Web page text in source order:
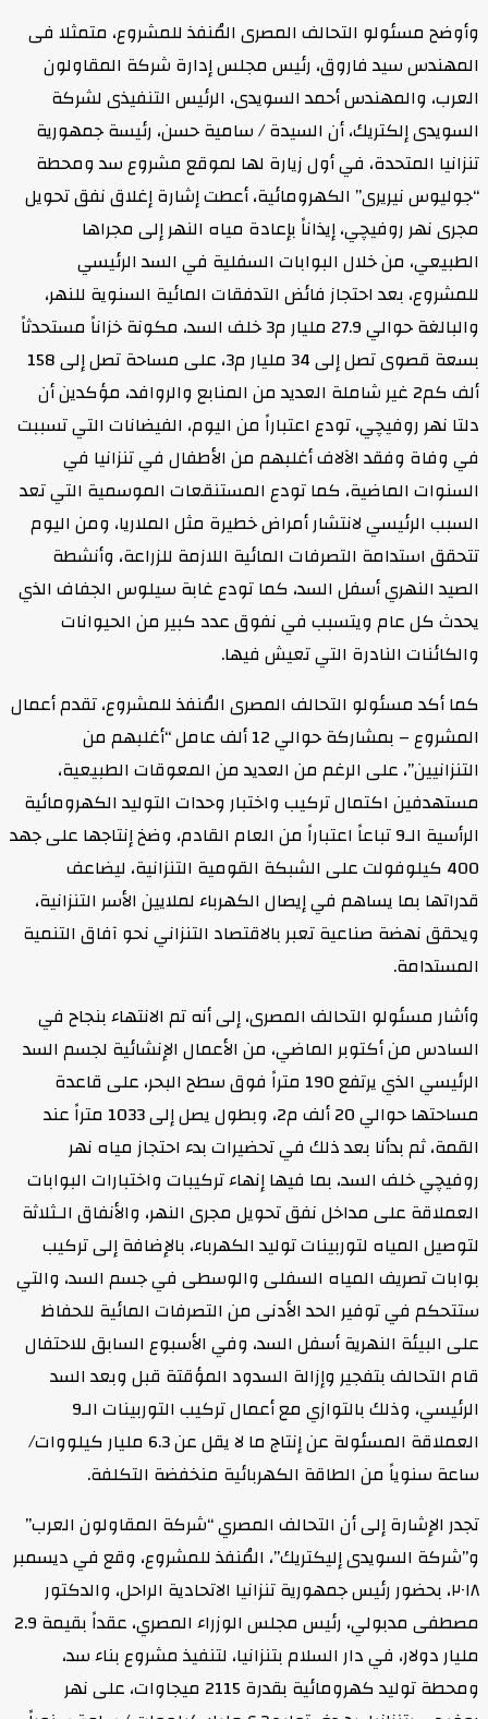
مسئولو التحالف المصرى المُنفذ للمشروع، متمثلا فى
سيد فاروق، رئيس مجلس إدارة شركة المقاولون
والمهندس أحمد السويدى، الرئيس التنفيذى لشركة
إلكتريك، أن السيدة / سامية حسن، رئيسة جمهورية
المتحدة، في أول زيارة لها لموقع مشروع سد ومحطة
نيريرى” الكهرومائية، أعطت إشارة إغلاق نفق تحويل
نهر روفيچي، إيذاناً بإعادة مياه النهر إلى مجراها
من خلال البوابات السفلية في السد الرئيسي
بعد احتجاز فائض التدفقات المائية السنوية للنهر،
والبالغة حوالي 27.9 مليار م3 خلف السد، مكونة خزاناً مستحدثاً
بسعة قصوى تصل إلى 34 مليار م3، على مساحة تصل إلى 158
ألف كم2 غير شاملة العديد من المنابع والروافد، مؤكدين أن
نهر روفيچي، تودع اعتباراً من اليوم، الفيضانات التي تسببت
وفاة وفقد الآلاف أغلبهم من الأطفال في تنزانيا في
الماضية، كما تودع المستنقعات الموسمية التي تعد
الرئيسي لانتشار أمراض خطيرة مثل الملاريا، ومن اليوم
استدامة التصرفات المائية اللازمة للزراعة، وأنشطة
النهري أسفل السد، كما تودع غابة سيلوس الجفاف الذي
كل عام ويتسبب في نفوق عدد كبير من الحيوانات
النادرة التي تعيش فيها.
أكد مسئولو التحالف المصرى المُنفذ للمشروع، تقدم أعمال
المشروع – بمشاركة حوالي 12 ألف عامل “أغلبهم من
على الرغم من العديد من المعوقات الطبيعية،
اكتمال تركيب واختبار وحدات التوليد الكهرومائية
الرأسية الـ9 تباعاً اعتباراً من العام القادم، وضخ إنتاجها على جهد
400 كيلوفولت على الشبكة القومية التنزانية، ليضاعف
بما يساهم في إيصال الكهرباء لملايين الأسر التنزانية،
نهضة صناعية تعبر بالاقتصاد التنزاني نحو آفاق التنمية
مسئولو التحالف المصرى، إلى أنه تم الانتهاء بنجاح في
من أكتوبر الماضي، من الأعمال الإنشائية لجسم السد
الرئيسي الذي يرتفع 190 متراً فوق سطح البحر، على قاعدة
مساحتها حوالي 20 ألف م2، وبطول يصل إلى 1033 متراً عند
ثم بدأنا بعد ذلك في تحضيرات بدء احتجاز مياه نهر
خلف السد، بما فيها إنهاء تركيبات واختبارات البوابات
على مداخل نفق تحويل مجرى النهر، والأنفاق الـثلاثة
المياه لتوربينات توليد الكهرباء، بالإضافة إلى تركيب
تصريف المياه السفلى والوسطى في جسم السد، والتي
في توفير الحد الأدنى من التصرفات المائية للحفاظ
البيئة النهرية أسفل السد، وفي الأسبوع السابق للاحتفال
التحالف بتفجير وإزالة السدود المؤقتة قبل وبعد السد
الرئيسي، وذلك بالتوازي مع أعمال تركيب التوربينات الـ9
العملاقة المسئولة عن إنتاج ما لا يقل عن 6.3 مليار كيلووات/
سنوياً من الطاقة الكهربائية منخفضة التكلفة.
الإشارة إلى أن التحالف المصري “شركة المقاولون العرب”
السويدى إليكتريك”، المُنفذ للمشروع، وقع في ديسمبر
٢٠١٨، بحضور رئيس جمهورية تنزانيا الاتحادية الراحل، والدكتور
مصطفى مدبولي، رئيس مجلس الوزراء المصري، عقداً بقيمة 2.9
دولار، في دار السلام بتنزانيا، لتنفيذ مشروع بناء سد،
ومحطة توليد كهرومائية بقدرة 2115 ميجاوات، على نهر